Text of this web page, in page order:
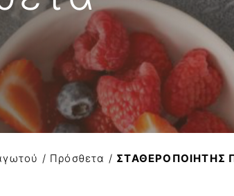
AGRIMONTANA
φρούτων
/ Πρόσθετα / ΣΤΑΘΕΡΟΠΟΙΗΤΗΣ